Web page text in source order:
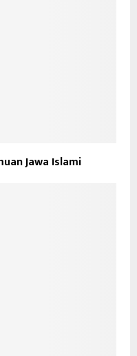
Jawa Islami